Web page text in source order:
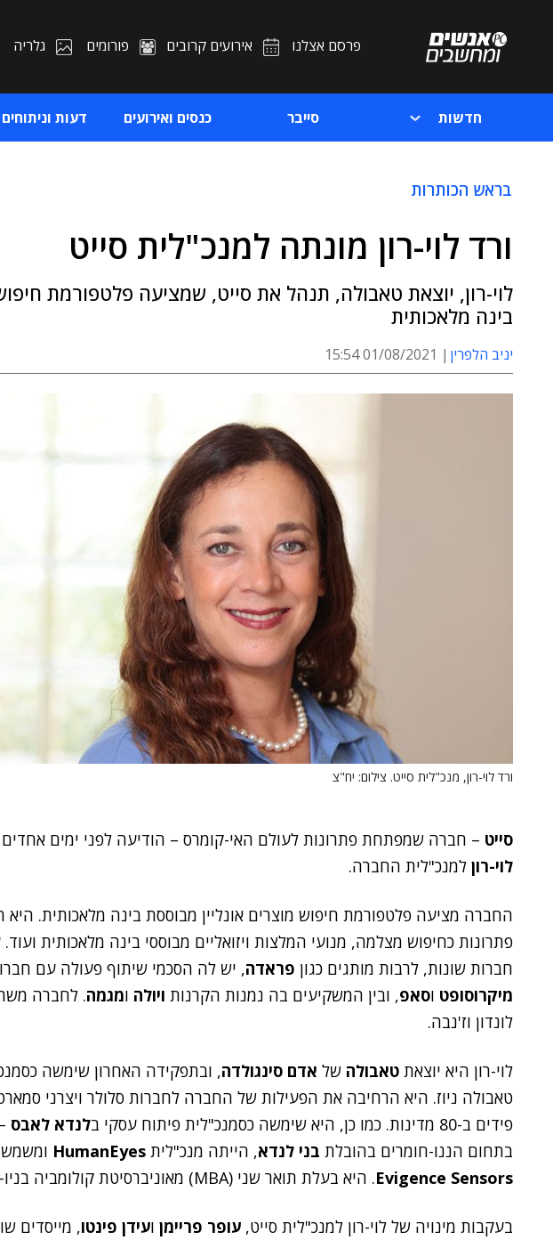
פרסם אצלנו אירועים קרובים פורומים גלריה
חדשות סייבר כנסים ואירועים דעות וניתוחים
בראש הכותרות
ורד לוי-רון מונתה למנכ"לית סייט
לוי-רון, יוצאת טאבולה, תנהל את סייט, שמציעה פלטפורמת
בינה מלאכותית
יניב הלפרין 01/08/2021 15:54
ורד לוי-רון, מנכ"לית סייט. צילום: יח"צ
סייט – חברה שמפתחת פתרונות לעולם האי-קומרס – הודיעה לפני ימים אחדים
לוי-רון למנכ"לית החברה.
פתרונות כחיפוש מצלמה, מנועי המלצות ויזואליים מבוססי בינה מלאכותית
חברות שונות, לרבות מותגים כגון פראדה, יש לה הסכמי שיתוף פעולה עם
מיקרוסופט וסאפ, ובין המשקיעים בה נמנות הקרנות ויולה ומגמה. לחברה
לונדון וז'נבה.
לוי-רון היא יוצאת טאבולה של אדם סינגולדה, ובתפקידה האחרון שימשה
טאבולה ניוז. היא הרחיבה את הפעילות של החברה לחברות סלולר ויצרני
פידים ב-80 מדינות. כמו כן, היא שימשה כסמנכ"לית פיתוח עסקי ב
לנדא לאבס
בתחום הננו-חומרים בהובלת בני לנדא, הייתה מנכ"לית HumanEyes
Evigence Sensors. היא בעלת תואר שני (MBA) מאוניברסיטת קולומביה בניו-יורק.
בעקבות מינויה של לוי-רון למנכ"לית סייט, עופר פריימן ועידן פינטו, מייסדים